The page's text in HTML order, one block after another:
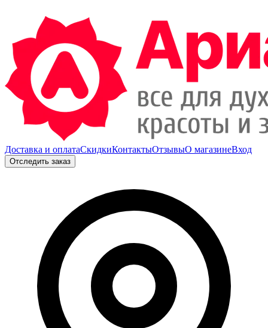
Доставка и оплатаСкидкиКонтактыОтзывыО магазинеВход
Отследить заказ